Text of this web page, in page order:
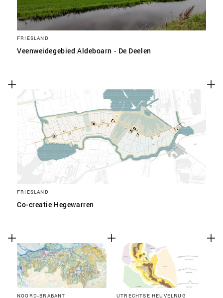
FRIESLAND
Veenweidegebied Aldeboarn - De Deelen
FRIESLAND
Co-creatie Hegewarren
NOORD-BRABANT UTRECHTSE HEUVELRUG